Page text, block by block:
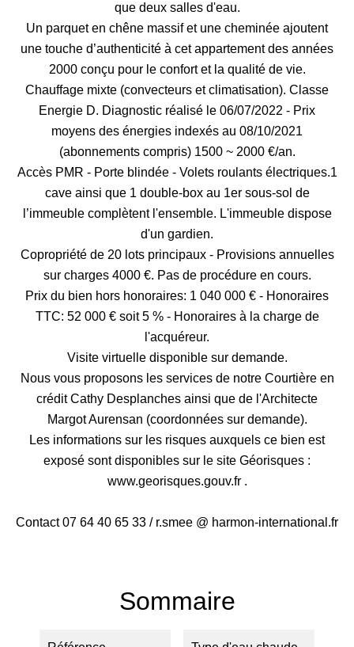
que deux salles d'eau.
Un parquet en chêne massif et une cheminée ajoutent
une touche d’authenticité à cet appartement des années
2000 conçu pour le confort et la qualité de vie.
Chauffage mixte (convecteurs et climatisation). Classe
Energie D. Diagnostic réalisé le 06/07/2022 - Prix
moyens des énergies indexés au 08/10/2021
(abonnements compris) 1500 ~ 2000 €/an.
Accès PMR - Porte blindée - Volets roulants électriques.1
cave ainsi que 1 double-box au 1er sous-sol de
l’immeuble complètent l'ensemble. L'immeuble dispose
d'un gardien.
Copropriété de 20 lots principaux - Provisions annuelles
sur charges 4000 €. Pas de procédure en cours.
Prix du bien hors honoraires: 1 040 000 € - Honoraires
TTC: 52 000 € soit 5 % - Honoraires à la charge de
l'acquéreur.
Visite virtuelle disponible sur demande.
Nous vous proposons les services de notre Courtière en
crédit Cathy Desplanches ainsi que de l'Architecte
Margot Aurensan (coordonnées sur demande).
Les informations sur les risques auxquels ce bien est
exposé sont disponibles sur le site Géorisques :
www.georisques.gouv.fr .
Contact 07 64 40 65 33 / r.smee @ harmon-international.fr
Sommaire